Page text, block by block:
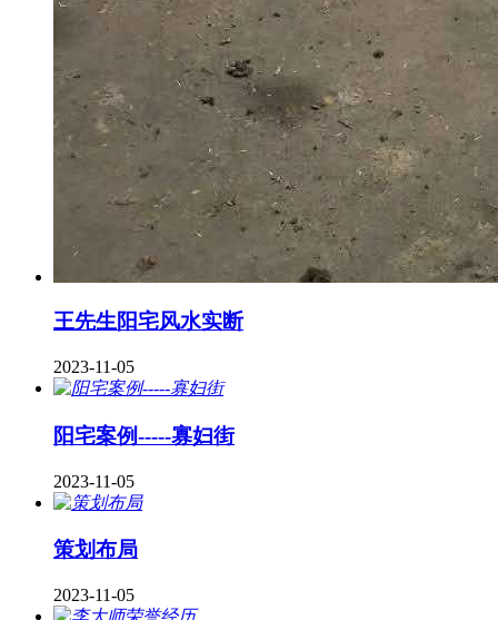
王先生阳宅风水实断
2023-11-05
阳宅案例-----寡妇街
2023-11-05
策划布局
2023-11-05